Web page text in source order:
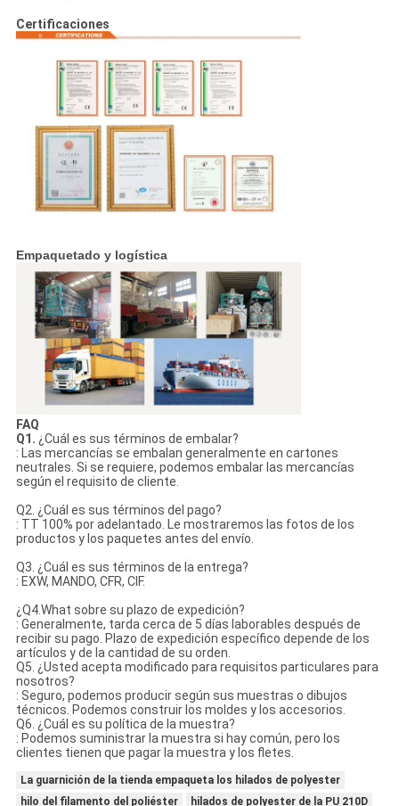
Certificaciones
Empaquetado y logística
FAQ
Q1. ¿Cuál es sus términos de embalar?
: Las mercancías se embalan generalmente en cartones
neutrales. Si se requiere, podemos embalar las mercancías
según el requisito de cliente.
Q2. ¿Cuál es sus términos del pago?
: TT 100% por adelantado. Le mostraremos las fotos de los
productos y los paquetes antes del envío.
Q3. ¿Cuál es sus términos de la entrega?
: EXW, MANDO, CFR, CIF.
¿Q4.What sobre su plazo de expedición?
: Generalmente, tarda cerca de 5 días laborables después de
recibir su pago. Plazo de expedición específico depende de los
artículos y de la cantidad de su orden.
Q5. ¿Usted acepta modificado para requisitos particulares para
nosotros?
: Seguro, podemos producir según sus muestras o dibujos
técnicos. Podemos construir los moldes y los accesorios.
Q6. ¿Cuál es su política de la muestra?
: Podemos suministrar la muestra si hay común, pero los
clientes tienen que pagar la muestra y los fletes.
La guarnición de la tienda empaqueta los hilados de polyester
hilo del filamento del poliéster
hilados de polyester de la PU 210D